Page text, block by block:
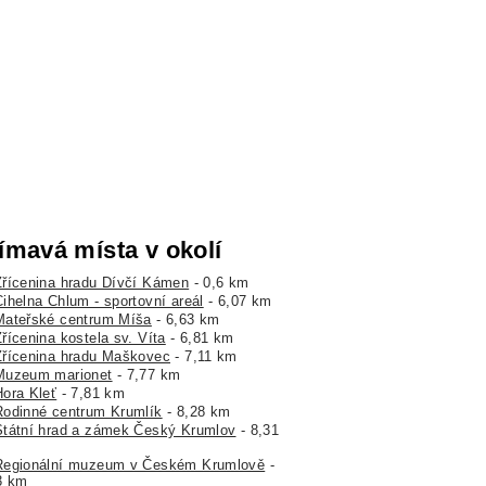
místa v okolí
hradu Dívčí Kámen - 0,6 km
Chlum - sportovní areál - 6,07 km
centrum Míša- 6,63 km
kostela sv. Víta- 6,81 km
hradu Maškovec - 7,11 km
marionet - 7,77 km
Kleť - 7,81 km
centrum Krumlík - 8,28 km
hrad a zámek Český Krumlov - 8,31
muzeum v Českém Krumlově -
km